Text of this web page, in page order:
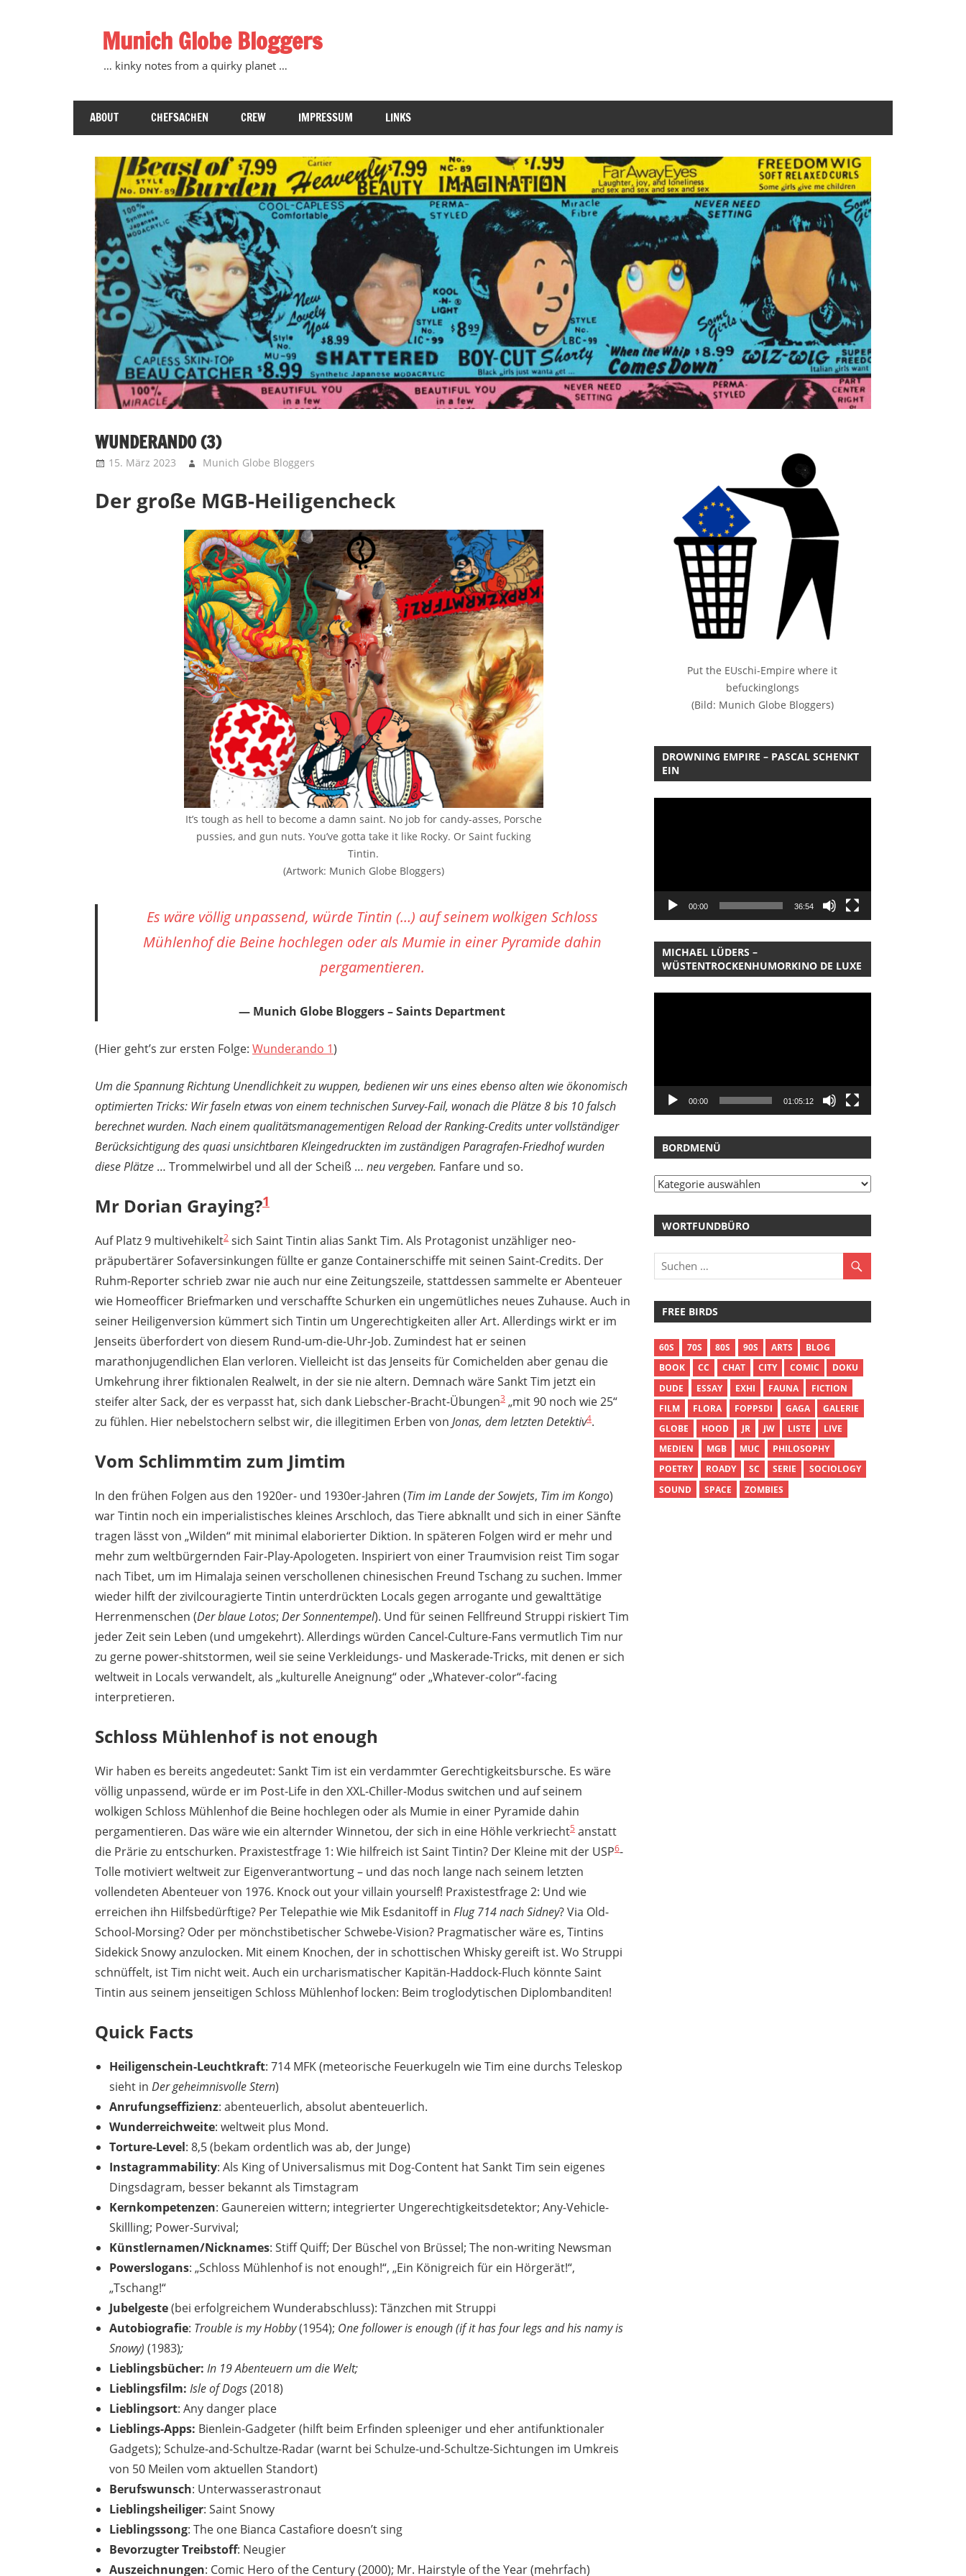
springenMunich Globe Bloggers
… kinky notes from a quirky planet …
ABOUT CHEFSACHEN CREW IMPRESSUM LINKS
WUNDERANDO (3)
15. März 2023 Munich Globe Bloggers
Der große MGB-Heiligencheck
It’s tough as hell to become a damn saint. No job for candy-asses, Porsche
pussies, and gun nuts. You’ve gotta take it like Rocky. Or Saint fucking
Tintin.
(Artwork: Munich Globe Bloggers)
Es wäre völlig unpassend, würde Tintin (…) auf seinem wolkigen Schloss
Mühlenhof die Beine hochlegen oder als Mumie in einer Pyramide dahin
pergamentieren.
Munich Globe Bloggers – Saints Department
(Hier geht’s zur ersten Folge: Wunderando 1)
Um die Spannung Richtung Unendlichkeit zu wuppen, bedienen wir uns eines ebenso alten wie ökonomisch
optimierten Tricks: Wir faseln etwas von einem technischen Survey-Fail, wonach die Plätze 8 bis 10 falsch
berechnet wurden. Nach einem qualitätsmanagementigen Reload der Ranking-Credits unter vollständiger
Berücksichtigung des quasi unsichtbaren Kleingedruckten im zuständigen Paragrafen-Friedhof wurden
diese Plätze … Trommelwirbel und all der Scheiß … neu vergeben. Fanfare und so.
Mr Dorian Graying?1
Auf Platz 9 multivehikelt2 sich Saint Tintin alias Sankt Tim. Als Protagonist unzähliger neo-
präpubertärer Sofaversinkungen füllte er ganze Containerschiffe mit seinen Saint-Credits. Der
Ruhm-Reporter schrieb zwar nie auch nur eine Zeitungszeile, stattdessen sammelte er Abenteuer
wie Homeofficer Briefmarken und verschaffte Schurken ein ungemütliches neues Zuhause. Auch in
seiner Heiligenversion kümmert sich Tintin um Ungerechtigkeiten aller Art. Allerdings wirkt er im
Jenseits überfordert von diesem Rund-um-die-Uhr-Job. Zumindest hat er seinen
marathonjugendlichen Elan verloren. Vielleicht ist das Jenseits für Comichelden aber genau die
Umkehrung ihrer fiktionalen Realwelt, in der sie nie altern. Demnach wäre Sankt Tim jetzt ein
steifer alter Sack, der es verpasst hat, sich dank Liebscher-Bracht-Übungen3 „mit 90 noch wie 25“
zu fühlen. Hier nebelstochern selbst wir, die illegitimen Erben von Jonas, dem letzten Detektiv4.
Vom Schlimmtim zum Jimtim
In den frühen Folgen aus den 1920er- und 1930er-Jahren (Tim im Lande der Sowjets, Tim im Kongo)
war Tintin noch ein imperialistisches kleines Arschloch, das Tiere abknallt und sich in einer Sänfte
tragen lässt von „Wilden“ mit minimal elaborierter Diktion. In späteren Folgen wird er mehr und
mehr zum weltbürgernden Fair-Play-Apologeten. Inspiriert von einer Traumvision reist Tim sogar
nach Tibet, um im Himalaja seinen verschollenen chinesischen Freund Tschang zu suchen. Immer
wieder hilft der zivilcouragierte Tintin unterdrückten Locals gegen arrogante und gewalttätige
Herrenmenschen (Der blaue Lotos; Der Sonnentempel). Und für seinen Fellfreund Struppi riskiert Tim
jeder Zeit sein Leben (und umgekehrt). Allerdings würden Cancel-Culture-Fans vermutlich Tim nur
zu gerne power-shitstormen, weil sie seine Verkleidungs- und Maskerade-Tricks, mit denen er sich
weltweit in Locals verwandelt, als „kulturelle Aneignung“ oder „Whatever-color“-facing
interpretieren.
Schloss Mühlenhof is not enough
Wir haben es bereits angedeutet: Sankt Tim ist ein verdammter Gerechtigkeitsbursche. Es wäre
völlig unpassend, würde er im Post-Life in den XXL-Chiller-Modus switchen und auf seinem
wolkigen Schloss Mühlenhof die Beine hochlegen oder als Mumie in einer Pyramide dahin
pergamentieren. Das wäre wie ein alternder Winnetou, der sich in eine Höhle verkriecht5 anstatt
die Prärie zu entschurken. Praxistestfrage 1: Wie hilfreich ist Saint Tintin? Der Kleine mit der USP6-
Tolle motiviert weltweit zur Eigenverantwortung – und das noch lange nach seinem letzten
vollendeten Abenteuer von 1976. Knock out your villain yourself! Praxistestfrage 2: Und wie
erreichen ihn Hilfsbedürftige? Per Telepathie wie Mik Esdanitoff in Flug 714 nach Sidney? Via Old-
School-Morsing? Oder per mönchstibetischer Schwebe-Vision? Pragmatischer wäre es, Tintins
Sidekick Snowy anzulocken. Mit einem Knochen, der in schottischen Whisky gereift ist. Wo Struppi
schnüffelt, ist Tim nicht weit. Auch ein urcharismatischer Kapitän-Haddock-Fluch könnte Saint
Tintin aus seinem jenseitigen Schloss Mühlenhof locken: Beim troglodytischen Diplombanditen!
Quick Facts
Heiligenschein-Leuchtkraft: 714 MFK (meteorische Feuerkugeln wie Tim eine durchs Teleskop
sieht in Der geheimnisvolle Stern)
Anrufungseffizienz: abenteuerlich, absolut abenteuerlich.
Wunderreichweite: weltweit plus Mond.
Torture-Level: 8,5 (bekam ordentlich was ab, der Junge)
Instagrammability: Als King of Universalismus mit Dog-Content hat Sankt Tim sein eigenes
Dingsdagram, besser bekannt als Timstagram
Kernkompetenzen: Gaunereien wittern; integrierter Ungerechtigkeitsdetektor; Any-Vehicle-
Skillling; Power-Survival;
Künstlernamen/Nicknames: Stiff Quiff; Der Büschel von Brüssel; The non-writing Newsman
Powerslogans: „Schloss Mühlenhof is not enough!“, „Ein Königreich für ein Hörgerät!“,
„Tschang!“
Jubelgeste(bei erfolgreichem Wunderabschluss): Tänzchen mit Struppi
Autobiografie: Trouble is my Hobby(1954); One follower is enough (if it has four legs and his namy is
Snowy) (1983);
Lieblingsbücher: In 19 Abenteuern um die Welt;
Lieblingsfilm: Isle of Dogs(2018)
Lieblingsort: Any danger place
Lieblings-Apps: Bienlein-Gadgeter (hilft beim Erfinden spleeniger und eher antifunktionaler
Gadgets); Schulze-and-Schultze-Radar (warnt bei Schulze-und-Schultze-Sichtungen im Umkreis
von 50 Meilen vom aktuellen Standort)
Berufswunsch: Unterwasserastronaut
Lieblingsheiliger: Saint Snowy
Lieblingssong: The one Bianca Castafiore doesn’t sing
Bevorzugter Treibstoff: Neugier
Auszeichnungen: Comic Hero of the Century (2000); Mr. Hairstyle of the Year (mehrfach)
Put the EUschi-Empire where it
befuckinglongs
(Bild: Munich Globe Bloggers)
DROWNING EMPIRE – PASCAL SCHENKT
EIN
00:00 36:54
MICHAEL LÜDERS –
WÜSTENTROCKENHUMORKINO DE LUXE
00:00 01:05:12
BORDMENÜ
Bordmenü
WORTFUNDBÜRO
FREE BIRDS
60S 70S 80S 90S ARTS
BLOG
BOOK
CC CHAT CITY COMIC
DOKU
DUDE
ESSAY EXHI FAUNA
FICTION
FILM
FLORA FOPPSDI GAGA
GALERIE
GLOBE
HOOD JR JW LISTE
LIVE
MEDIEN
MGB MUC
PHILOSOPHY
POETRY
ROADY SC SERIE
SOCIOLOGY
SOUND
SPACE ZOMBIES